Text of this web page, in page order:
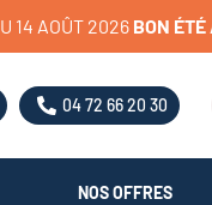
U 14 AOÛT 2026 BON ÉTÉ
04 72 66 20 30
NOS OFFRES